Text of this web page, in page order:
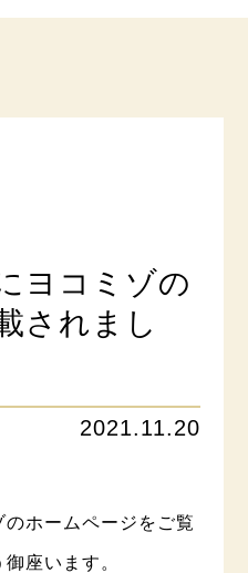
ヨコミゾの
されまし
2021.11.20
ホームページをご覧
座います。